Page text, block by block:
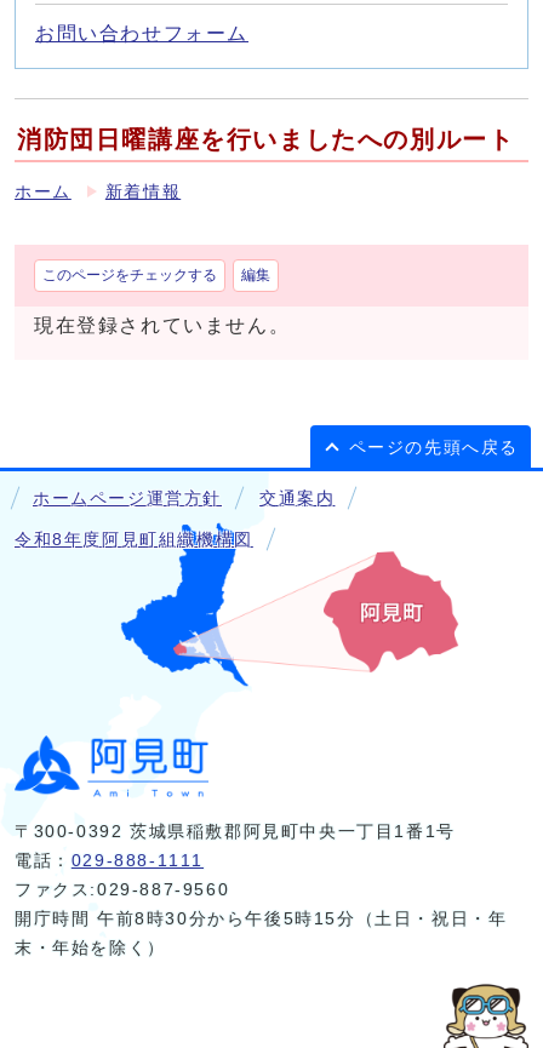
お問い合わせフォーム
消防団日曜講座を行いましたへの別ルート
ホーム 新着情報
このページをチェックする 編集
現在登録されていません。
ページの先頭へ戻る
ホームページ運営方針 交通案内
令和8年度阿見町組織機構図
〒300-0392 茨城県稲敷郡阿見町中央一丁目1番1号
電話： 029-888-1111
ファクス:029-887-9560
開庁時間 午前8時30分から午後5時15分（土日・祝日・年
末・年始を除く）